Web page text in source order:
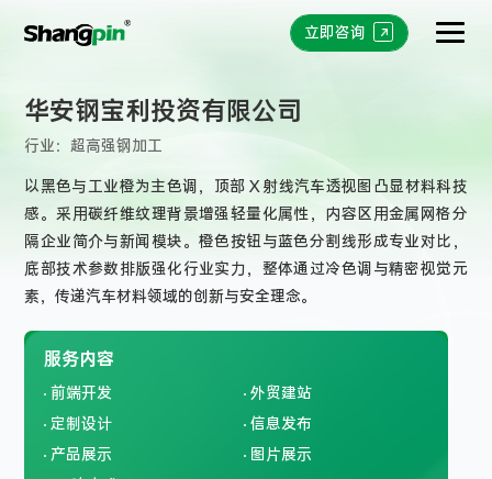
立即咨询
华安钢宝利投资有限公司
行业：超高强钢加工
以黑色与工业橙为主色调，顶部 X 射线汽车透视图凸显材料科技
感。采用碳纤维纹理背景增强轻量化属性，内容区用金属网格分
隔企业简介与新闻模块。橙色按钮与蓝色分割线形成专业对比，
底部技术参数排版强化行业实力，整体通过冷色调与精密视觉元
素，传递汽车材料领域的创新与安全理念。
服务内容
前端开发
外贸建站
定制设计
信息发布
产品展示
图片展示